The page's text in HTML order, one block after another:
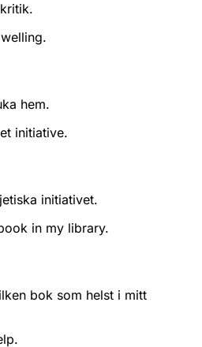
hem.
initiative.
initiativet.
in my library.
bok som helst i mitt